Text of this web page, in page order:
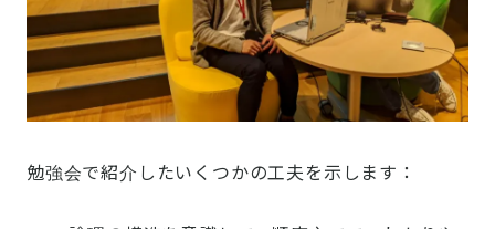
勉強会で紹介したいくつかの工夫を示します：